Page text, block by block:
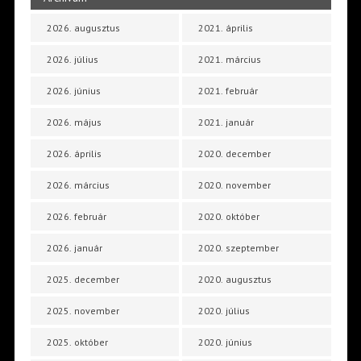
2026. augusztus
2026. július
2026. június
2026. május
2026. április
2026. március
2026. február
2026. január
2025. december
2025. november
2025. október
2021. április
2021. március
2021. február
2021. január
2020. december
2020. november
2020. október
2020. szeptember
2020. augusztus
2020. július
2020. június